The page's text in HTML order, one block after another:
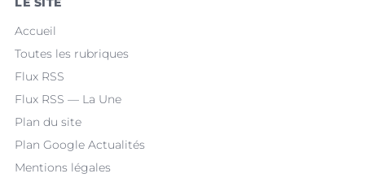
Accueil
Toutes les rubriques
Flux RSS
Flux RSS — La Une
Plan du site
Plan Google Actualités
Mentions légales